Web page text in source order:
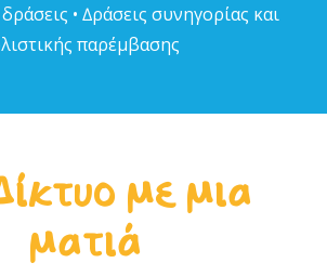
• ∆ράσεις συνηγορίας και
παρέµβασης
με μια
ματιά